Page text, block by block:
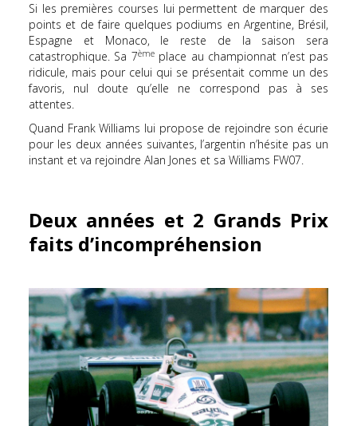
Si les premières courses lui permettent de marquer des
points et de faire quelques podiums en Argentine, Brésil,
Espagne et Monaco, le reste de la saison sera
catastrophique. Sa 7èmeplace au championnat n’est pas
ridicule, mais pour celui qui se présentait comme un des
favoris, nul doute qu’elle ne correspond pas à ses
attentes.
Quand Frank Williams lui propose de rejoindre son écurie
pour les deux années suivantes, l’argentin n’hésite pas un
instant et va rejoindre Alan Jones et sa Williams FW07.
Deux années et 2 Grands Prix
faits d’incompréhension